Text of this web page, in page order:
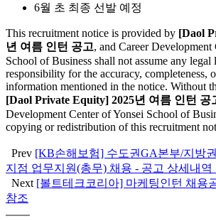
6월 초 최종 선발 예정
This recruitment notice is provided by [Daol
년 여름 인턴 공고, and Career Development
School of Business shall not assume any
responsibility for the accuracy, completeness,
information mentioned in the notice. Without
[Daol Private Equity] 2025년 여름 인턴 공
Development Center of Yonsei School of
copying or redistribution of this recruitment
Prev [KB손해보험] 수도권GA본부/지방
지점 업무지원(총무) 채용 - 공고 상세내역
Next [볼트테크코리아] 마케팅인턴 채용
참조